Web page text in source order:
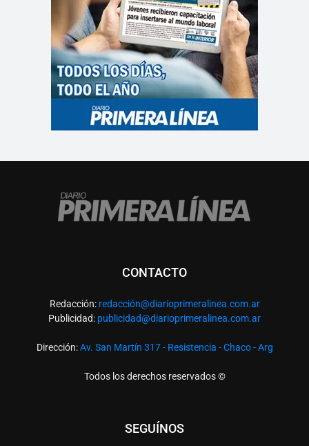
CONTACTO
Redacción: redacción@diarioprimeralinea.com.ar
Publicidad: publicidad@diarioprimeralinea.com.ar
Dirección:Av. San Martín 317 - Resistencia - Chaco - Arg
Todos los derechos reservados ©
SEGUÍNOS